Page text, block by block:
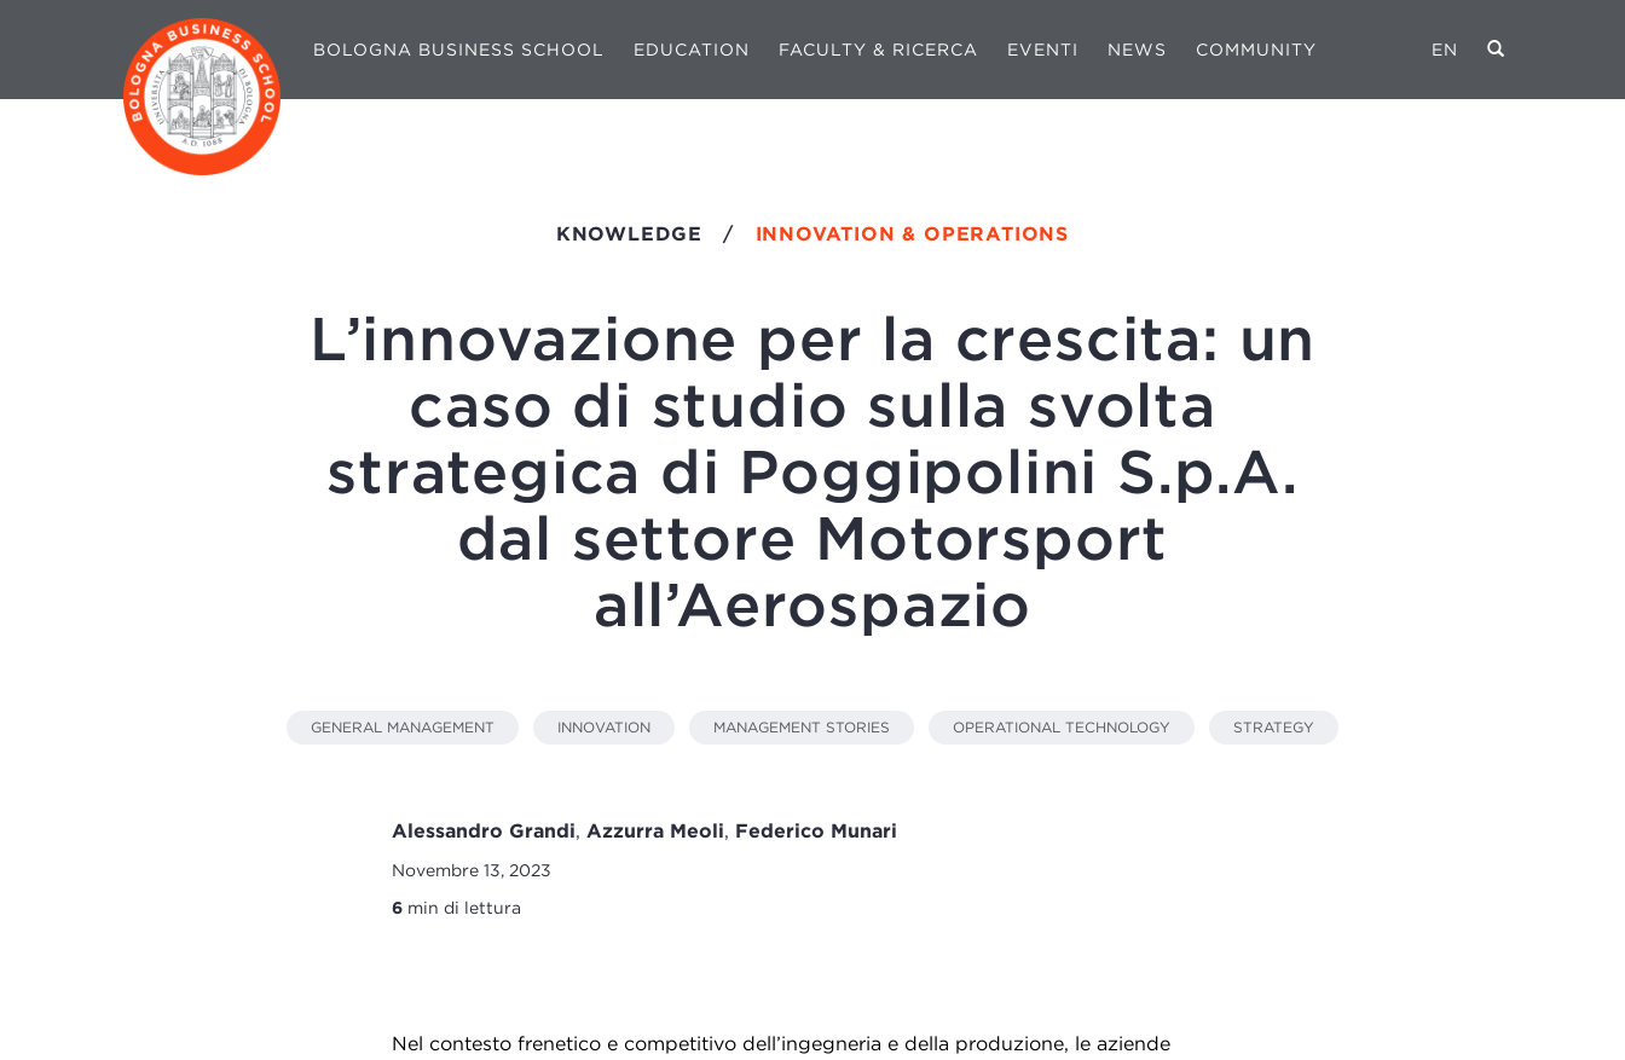
BOLOGNA BUSINESS SCHOOL EDUCATION FACULTY & RICERCA EVENTI NEWS COMMUNITY EN
KNOWLEDGE / INNOVATION & OPERATIONS
L’innovazione per la crescita: un
caso di studio sulla svolta
strategica di Poggipolini S.p.A.
dal settore Motorsport
all’Aerospazio
GENERAL MANAGEMENT INNOVATION MANAGEMENT STORIES OPERATIONAL TECHNOLOGY STRATEGY
Alessandro Grandi, Azzurra Meoli, Federico Munari
Novembre 13, 2023
6min di lettura
Nel contesto frenetico e competitivo dell’ingegneria e della produzione, le aziende